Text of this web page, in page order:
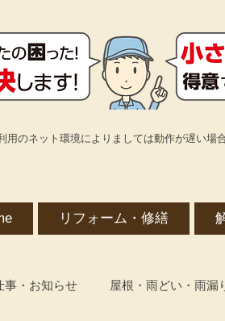
用のネット環境によりましては動作が遅い場
リフォーム・修繕
事・お知らせ 屋根・雨どい・雨漏